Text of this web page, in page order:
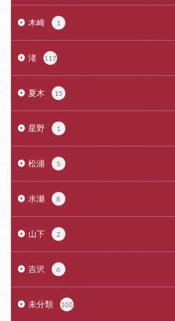
木崎 1
渚 117
夏木 15
星野 1
松浦 5
水瀬 8
山下 2
吉沢 6
未分類 100